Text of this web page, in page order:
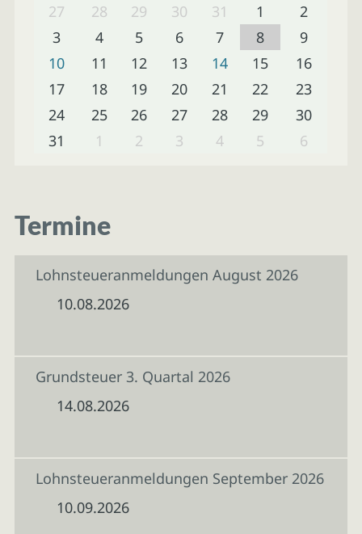
27
28 29 30 31 1
2
3
4 5 6 7 8
9
10
11 12 13 14 15
16
17
18 19 20 21 22
23
24
25 26 27 28 29
30
31
1 2 3 4 5 6
Termine
Lohnsteueranmeldungen August 2026
10.08.2026
Grundsteuer 3. Quartal 2026
14.08.2026
Lohnsteueranmeldungen September 2026
10.09.2026